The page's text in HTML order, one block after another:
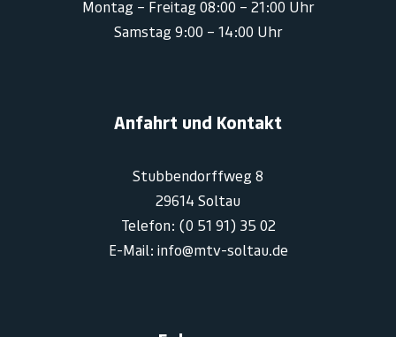
Montag – Freitag 08:00 – 21:00 Uhr
Samstag 9:00 – 14:00 Uhr
Anfahrt und Kontakt
Stubbendorffweg 8
29614 Soltau
Telefon: (0 51 91) 35 02
E-Mail: info@mtv-soltau.de